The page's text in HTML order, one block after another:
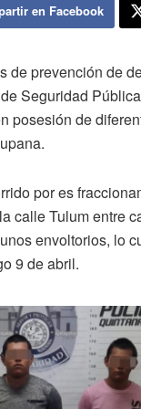
en Facebook
de prevención de
Seguridad
posesión de
por es
calle Tulum entre
envoltorios, lo
9 de abril.